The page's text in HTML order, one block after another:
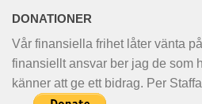
DONATIONER
Vår finansiella frihet låter vänta
finansiellt ansvar ber jag de som
känner att ge ett bidrag. Per